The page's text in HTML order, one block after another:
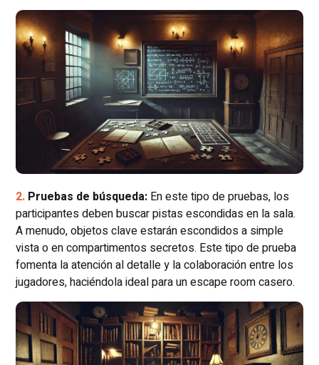
Pruebas de búsqueda: En este tipo de pruebas, los
participantes deben buscar pistas escondidas en la sala.
A menudo, objetos clave estarán escondidos a simple
vista o en compartimentos secretos. Este tipo de prueba
fomenta la atención al detalle y la colaboración entre los
jugadores, haciéndola ideal para un escape room casero.